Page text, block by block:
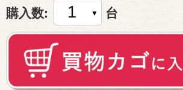
購入数:
台